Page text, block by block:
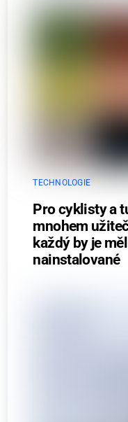
TECHNOLOGIE
Pro cyklisty a
mnohem
každý by je
nainstalované